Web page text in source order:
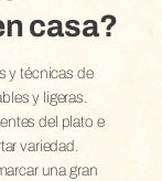
casa?
y técnicas de
y ligeras.
del plato e
variedad.
una gran